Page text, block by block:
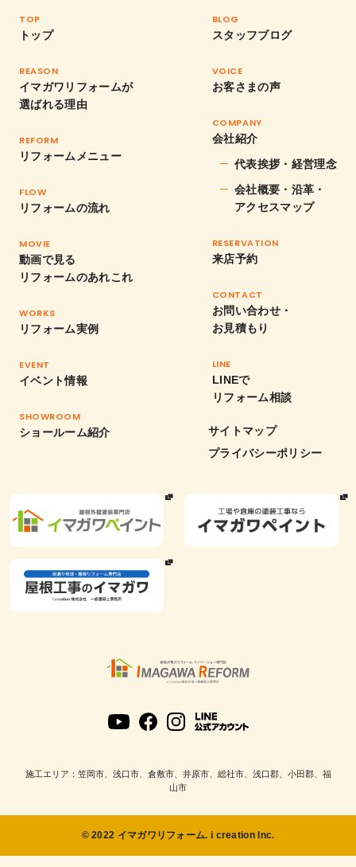
TOP
トップ
REASON
イマガワリフォームが
選ばれる理由
REFORM
リフォームメニュー
FLOW
リフォームの流れ
MOVIE
動画で見る
リフォームのあれこれ
WORKS
リフォーム実例
EVENT
イベント情報
SHOWROOM
ショールーム紹介
BLOG
スタッフブログ
VOICE
お客さまの声
COMPANY
会社紹介
代表挨拶・経営理念
会社概要・沿革・
アクセスマップ
RESERVATION
来店予約
CONTACT
お問い合わせ・
お見積もり
LINE
LINEで
リフォーム相談
サイトマップ
プライバシーポリシー
施工エリア：笠岡市、浅口市、倉敷市、井原市、総社市、浅口郡、小田郡、福
山市
© 2022 イマガワリフォーム. i creation Inc.